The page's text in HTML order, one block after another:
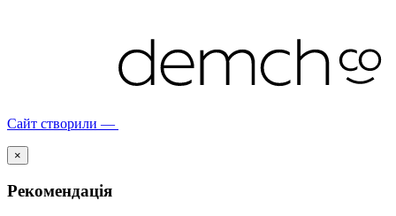
Сайт створили —
×
Рекомендація